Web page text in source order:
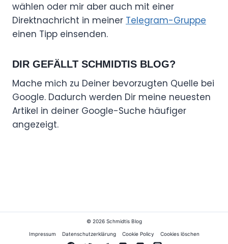
wählen oder mir aber auch mit einer
Direktnachricht in meiner Telegram-Gruppe
einen Tipp einsenden.
DIR GEFÄLLT SCHMIDTIS BLOG?
Mache mich zu Deiner bevorzugten Quelle bei
Google. Dadurch werden Dir meine neuesten
Artikel in deiner Google-Suche häufiger
angezeigt.
© 2026 Schmidtis Blog
Impressum Datenschutzerklärung Cookie Policy Cookies löschen